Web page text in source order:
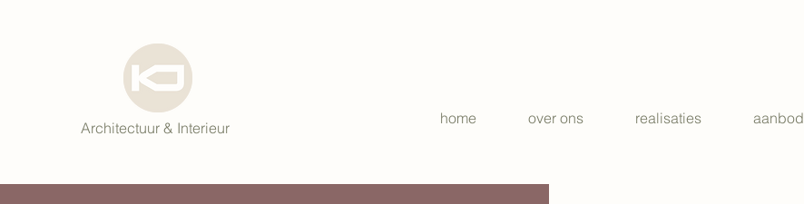
Architectuur & Interieur
home over ons realisaties aanbod